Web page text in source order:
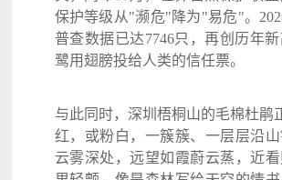
保护等级从"濒危"降为"易危"。
普查数据已达7746只，再创历年
鹭用翅膀投给人类的信任票。
与此同时，深圳梧桐山的毛棉杜鹃
红，或粉白，一簇簇、一层层沿
云雾深处，远望如霞蔚云蒸，近